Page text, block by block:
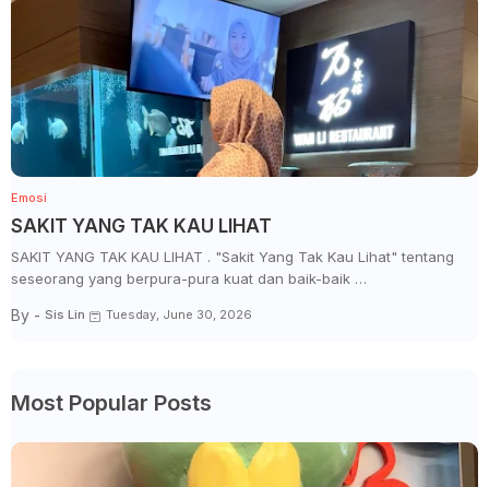
Emosi
SAKIT YANG TAK KAU LIHAT
SAKIT YANG TAK KAU LIHAT . "Sakit Yang Tak Kau Lihat" tentang
seseorang yang berpura-pura kuat dan baik-baik …
By - Sis Lin Tuesday, June 30, 2026
Most Popular Posts